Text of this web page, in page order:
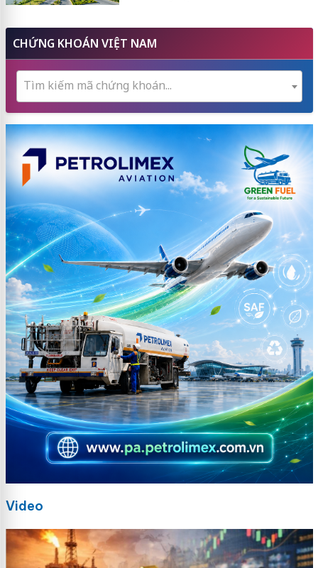
CHỨNG KHOÁN VIỆT NAM
Tìm kiếm mã chứng khoán...
Video